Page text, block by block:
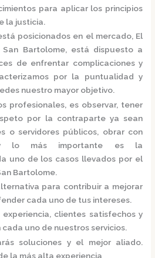
para aplicar los principios
la justicia.
posicionados en el mercado, El
San Bartolome, está dispuesto a
de enfrentar complicaciones y
por la puntualidad y
nuestro mayor objetivo.
profesionales, es observar, tener
por la contraparte ya sean
o servidores públicos, obrar con
y lo más importante es la
uno de los casos llevados por el
Bartolome.
para contribuir a mejorar
cada uno de tus intereses.
clientes satisfechos y
uno de nuestros servicios.
soluciones y el mejor aliado.
la más alta experiencia